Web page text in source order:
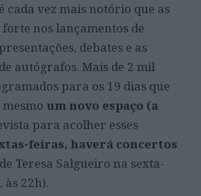
cada vez mais notório que as
nos lançamentos de
debates e as
autógrafos. Mais de 2 mil
para os 19 dias que
um novo espaço (a
para acolher esses
feiras, haverá concertos
Teresa Salgueiro na sexta-
às 22h).